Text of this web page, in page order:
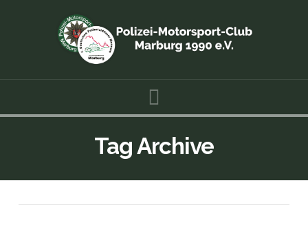
Tag Archive